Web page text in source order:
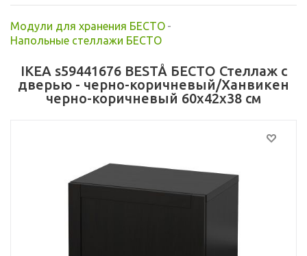
Модули для хранения БЕСТО -
Напольные стеллажи БЕСТО
IKEA s59441676 BESTÅ БЕСТО Стеллаж с
дверью - черно-коричневый/Ханвикен
черно-коричневый 60x42x38 см